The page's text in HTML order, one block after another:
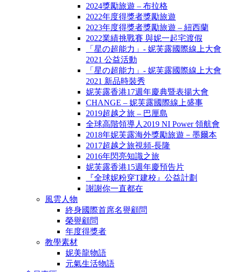
2024獎勵旅遊 – 布拉格
2022年度得獎者獎勵旅遊
2023年度得獎者獎勵旅遊 – 紐西蘭
2022業績挑戰賽 與妮一起宅渡假
「星の超能力」- 妮芙露國際線上大會
2021 公益活動
「星の超能力」- 妮芙露國際線上大會
2021 新品時裝秀
妮芙露香港17週年慶典暨表揚大會
CHANGE – 妮芙露國際線上盛事
2019超越之旅 – 巴厘島
全球高階領導人2019 NI Power 領航會
2018年妮芙露海外獎勵旅遊－墨爾本
2017超越之旅視頻-長隆
2016年閃亮知識之旅
妮芙露香港15週年慶預告片
『全球妮粉穿T建校』公益計劃
謝謝你一直都在
風雲人物
終身國際首席名譽顧問
榮譽顧問
年度得獎者
教學素材
妮美龍物語
元氣生活物語